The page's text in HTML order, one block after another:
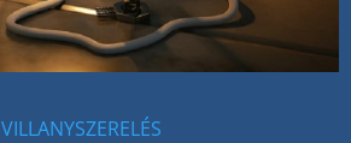
VILLANYSZERELÉS